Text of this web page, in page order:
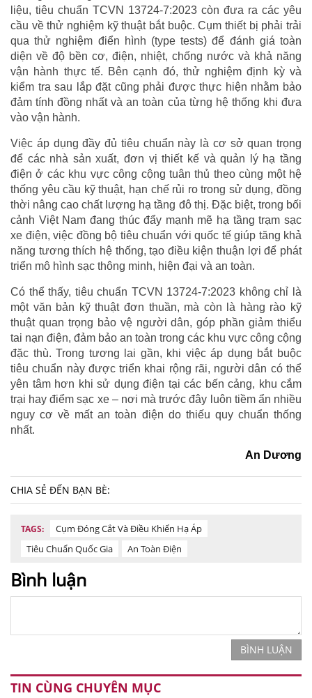
liệu, tiêu chuẩn TCVN 13724-7:2023 còn đưa ra các yêu
cầu về thử nghiệm kỹ thuật bắt buộc. Cụm thiết bị phải trải
qua thử nghiệm điển hình (type tests) để đánh giá toàn
diện về độ bền cơ, điện, nhiệt, chống nước và khả năng
vận hành thực tế. Bên cạnh đó, thử nghiệm định kỳ và
kiểm tra sau lắp đặt cũng phải được thực hiện nhằm bảo
đảm tính đồng nhất và an toàn của từng hệ thống khi đưa
vào vận hành.
Việc áp dụng đầy đủ tiêu chuẩn này là cơ sở quan trọng
để các nhà sản xuất, đơn vị thiết kế và quản lý hạ tầng
điện ở các khu vực công cộng tuân thủ theo cùng một hệ
thống yêu cầu kỹ thuật, hạn chế rủi ro trong sử dụng, đồng
thời nâng cao chất lượng hạ tầng đô thị. Đặc biệt, trong bối
cảnh Việt Nam đang thúc đẩy mạnh mẽ hạ tầng trạm sạc
xe điện, việc đồng bộ tiêu chuẩn với quốc tế giúp tăng khả
năng tương thích hệ thống, tạo điều kiện thuận lợi để phát
triển mô hình sạc thông minh, hiện đại và an toàn.
Có thể thấy, tiêu chuẩn TCVN 13724-7:2023 không chỉ là
một văn bản kỹ thuật đơn thuần, mà còn là hàng rào kỹ
thuật quan trọng bảo vệ người dân, góp phần giảm thiểu
tai nạn điện, đảm bảo an toàn trong các khu vực công cộng
đặc thù. Trong tương lai gần, khi việc áp dụng bắt buộc
tiêu chuẩn này được triển khai rộng rãi, người dân có thể
yên tâm hơn khi sử dụng điện tại các bến cảng, khu cắm
trại hay điểm sạc xe – nơi mà trước đây luôn tiềm ẩn nhiều
nguy cơ về mất an toàn điện do thiếu quy chuẩn thống
nhất.
An Dương
CHIA SẺ ĐẾN BẠN BÈ:
TAGS:
Cụm Đóng Cắt Và Điều Khiển Hạ Áp
Tiêu Chuẩn Quốc Gia
An Toàn Điện
Bình luận
BÌNH LUẬN
TIN CÙNG CHUYÊN MỤC